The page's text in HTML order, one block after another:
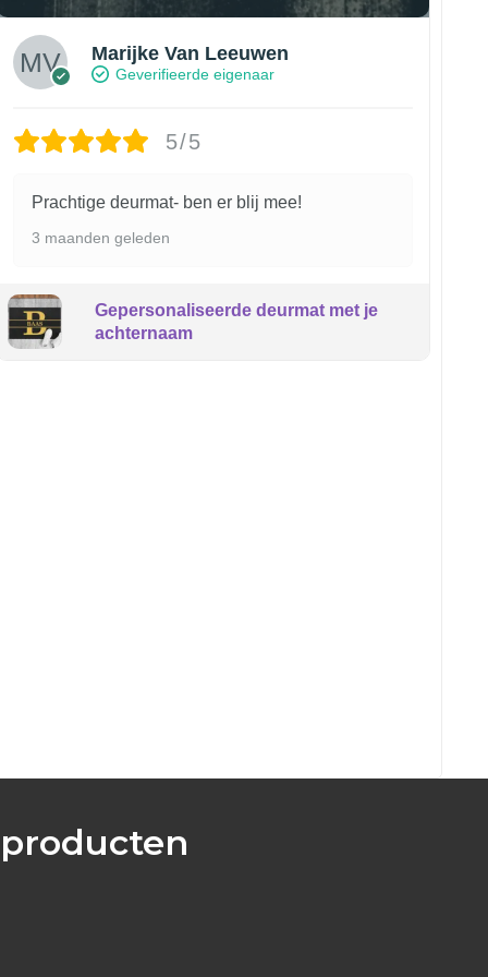
Marijke Van Leeuwen
Geverifieerde eigenaar
5/5
Prachtige deurmat- ben er blij mee!
3 maanden geleden
Gepersonaliseerde deurmat met je
achternaam